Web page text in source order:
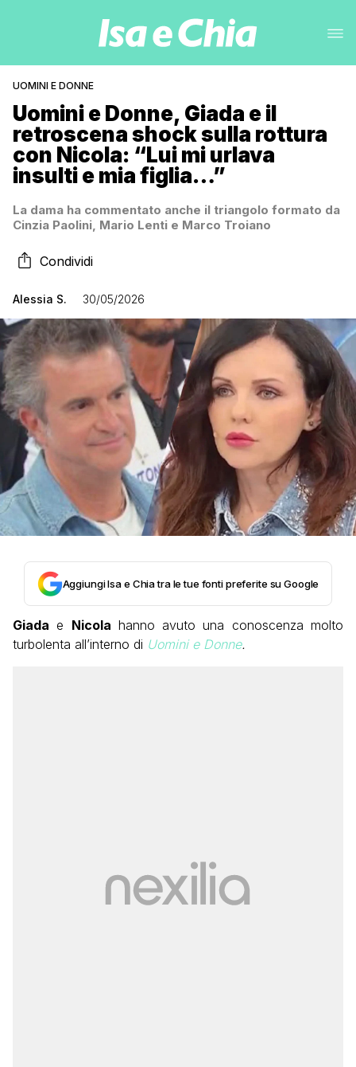
UOMINI E DONNE
Uomini e Donne, Giada e il
retroscena shock sulla rottura
con Nicola: “Lui mi urlava
insulti e mia figlia…”
La dama ha commentato anche il triangolo formato da
Cinzia Paolini, Mario Lenti e Marco Troiano
Condividi
Alessia S. 30/05/2026
Aggiungi Isa e Chia tra le tue fonti preferite su Google
Giada e Nicola hanno avuto una conoscenza molto
turbolenta all’interno di Uomini e Donne.